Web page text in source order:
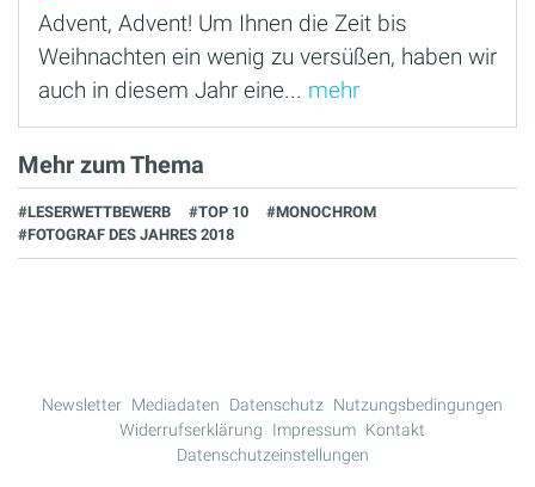
Advent, Advent! Um Ihnen die Zeit bis
Weihnachten ein wenig zu versüßen, haben wir
auch in diesem Jahr eine... mehr
Mehr zum Thema
#LESERWETTBEWERB #TOP 10
#MONOCHROM
#FOTOGRAF DES JAHRES 2018
Newsletter Mediadaten Datenschutz
Nutzungsbedingungen
Widerrufserklärung
Impressum Kontakt
Datenschutzeinstellungen